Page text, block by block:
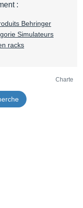
:
Behringer
Simulateurs
racks
Charte